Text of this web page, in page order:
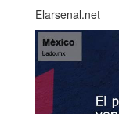
Elarsenal.net